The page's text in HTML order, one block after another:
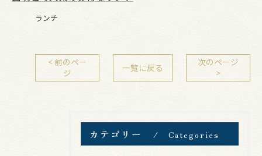
ランチ
< 前のペー
ジ
一覧に戻る
次のページ
>
カテゴリー Categories